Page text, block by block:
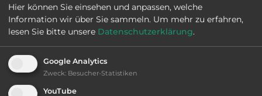
Telefon: 0031 544 465945
Ausstattung:
Hier können Sie einsehen und anpassen, welche
Information wir über Sie sammeln. Um mehr zu erfahren,
lesen Sie bitte unsere Datenschutzerklärung.
Google Analytics
Zweck: Besucher-Statistiken
YouTube